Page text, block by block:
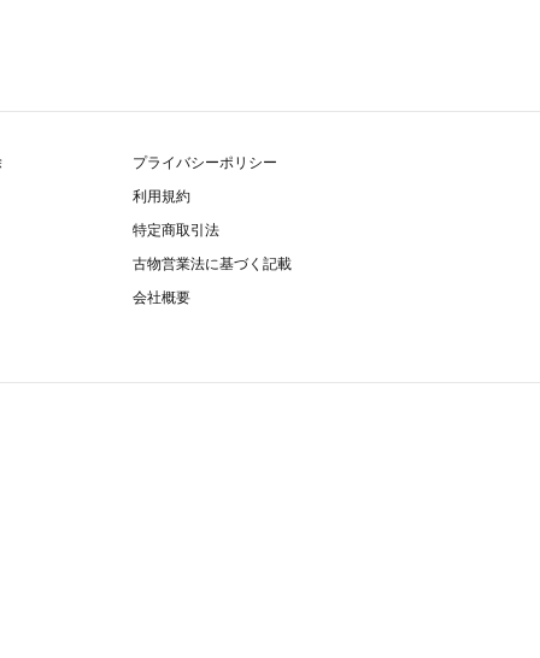
プライバシーポリシー
利用規約
特定商取引法
古物営業法に基づく記載
会社概要